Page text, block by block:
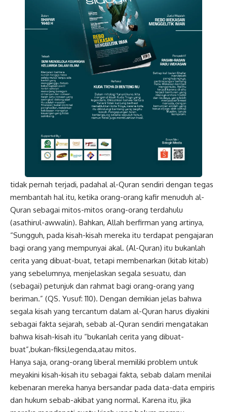
tidak pernah terjadi, padahal al-Quran sendiri dengan tegas
membantah hal itu, ketika orang-orang kafir menuduh al-
Quran sebagai mitos-mitos orang-orang terdahulu
(asathirul-awwalin). Bahkan, Allah berfirman yang artinya,
“Sungguh, pada kisah-kisah mereka itu terdapat pengajaran
bagi orang yang mempunyai akal. (Al-Quran) itu bukanlah
cerita yang dibuat-buat, tetapi membenarkan (kitab kitab)
yang sebelumnya, menjelaskan segala sesuatu, dan
(sebagai) petunjuk dan rahmat bagi orang-orang yang
beriman.” (QS. Yusuf: 110). Dengan demikian jelas bahwa
segala kisah yang tercantum dalam al-Quran harus diyakini
sebagai fakta sejarah, sebab al-Quran sendiri mengatakan
bahwa kisah-kisah itu “bukanlah cerita yang dibuat-
buat”,bukan-fiksi,legenda,atau mitos.
Hanya saja, orang-orang liberal memiliki problem untuk
meyakini kisah-kisah itu sebagai fakta, sebab dalam menilai
kebenaran mereka hanya bersandar pada data-data empiris
dan hukum sebab-akibat yang normal. Karena itu, jika